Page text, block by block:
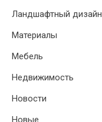
Ландшафтный дизайн
Материалы
Мебель
Недвижимость
Новости
Новые